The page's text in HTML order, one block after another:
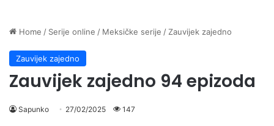
Home / Serije online / Meksičke serije / Zauvijek zajedno
Zauvijek zajedno
Zauvijek zajedno 94 epizoda
Sapunko 27/02/2025 147